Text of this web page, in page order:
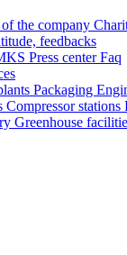
the company
feedbacks
Press centerFaq
Packaging
Compressor stations
Greenhouse